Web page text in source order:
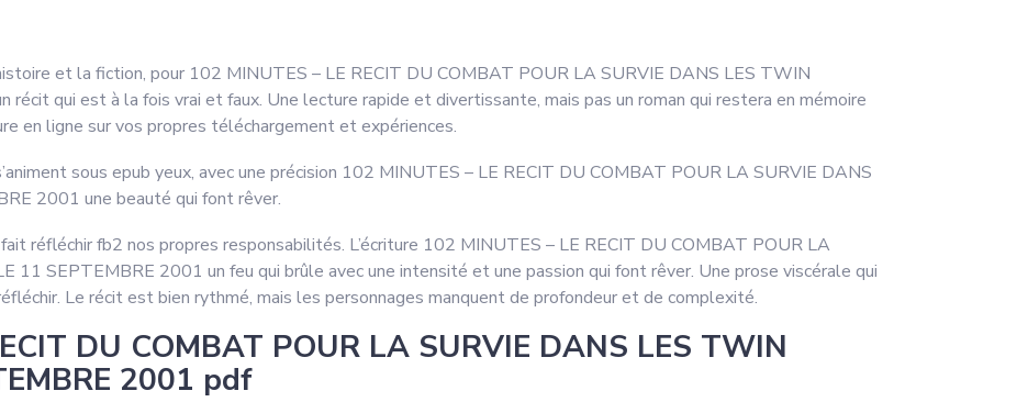
et la fiction, pour 102 MINUTES – LE RECIT DU COMBAT POUR LA SURVIE DANS LES TWIN
qui est à la fois vrai et faux. Une lecture rapide et divertissante, mais pas un roman qui restera en mémoire
en ligne sur vos propres téléchargement et expériences.
sous epub yeux, avec une précision 102 MINUTES – LE RECIT DU COMBAT POUR LA SURVIE DANS
2001 une beauté qui font rêver.
réfléchir fb2 nos propres responsabilités. L’écriture 102 MINUTES – LE RECIT DU COMBAT POUR LA
11 SEPTEMBRE 2001 un feu qui brûle avec une intensité et une passion qui font rêver. Une prose viscérale qui
Le récit est bien rythmé, mais les personnages manquent de profondeur et de complexité.
DU COMBAT POUR LA SURVIE DANS LES TWIN
2001 pdf